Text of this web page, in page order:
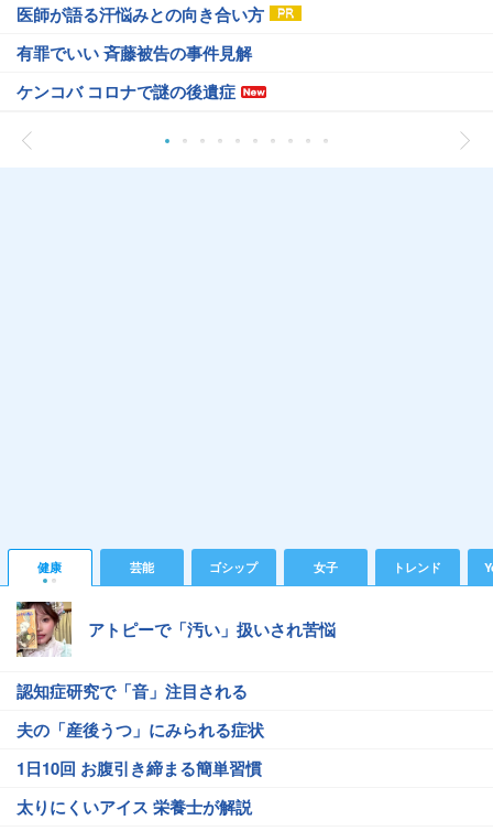
医師が語る汗悩みとの向き合い方
有罪でいい 斉藤被告の事件見解
ケンコバ コロナで謎の後遺症
健康 芸能 ゴシップ 女子 トレンド
アトピーで「汚い」扱いされ苦悩
認知症研究で「音」注目される
夫の「産後うつ」にみられる症状
1日10回 お腹引き締まる簡単習慣
太りにくいアイス 栄養士が解説